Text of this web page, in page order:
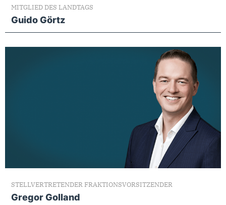
MITGLIED DES LANDTAGS
Guido Görtz
STELLVERTRETENDER FRAKTIONSVORSITZENDER
Gregor Golland